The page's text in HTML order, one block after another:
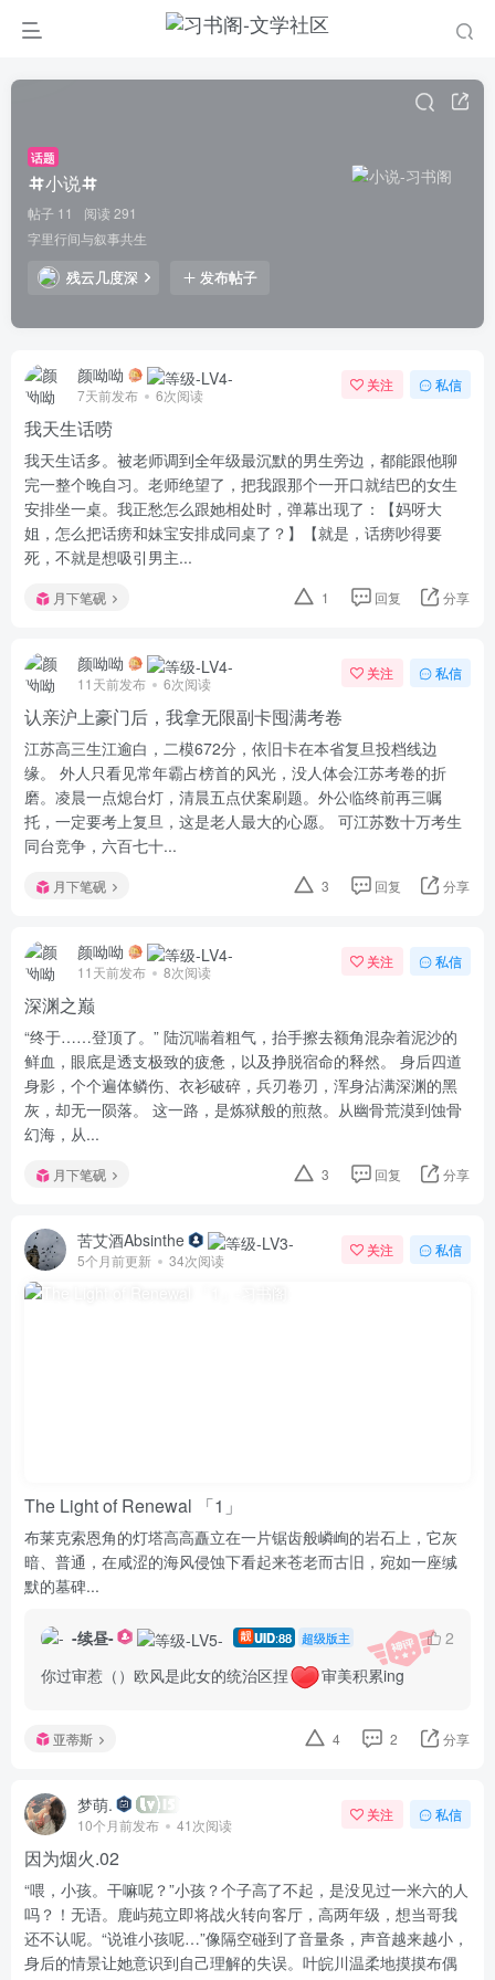
话题
小说
帖子 11
阅读 291
字里行间与叙事共生
残云几度深 发布帖子
颜呦呦
7天前发布 6次阅读
关注 私信
我天生话唠
我天生话多。被老师调到全年级最沉默的男生旁边，都能跟他聊
完一整个晚自习。老师绝望了，把我跟那个一开口就结巴的女生
安排坐一桌。我正愁怎么跟她相处时，弹幕出现了：【妈呀大
姐，怎么把话痨和妹宝安排成同桌了？】【就是，话痨吵得要
死，不就是想吸引男主...
月下笔砚 1 回复 分享
颜呦呦
11天前发布 6次阅读
关注 私信
认亲沪上豪门后，我拿无限副卡囤满考卷
江苏高三生江逾白，二模672分，依旧卡在本省复旦投档线边
缘。 外人只看见常年霸占榜首的风光，没人体会江苏考卷的折
磨。凌晨一点熄台灯，清晨五点伏案刷题。外公临终前再三嘱
托，一定要考上复旦，这是老人最大的心愿。 可江苏数十万考生
同台竞争，六百七十...
月下笔砚 3 回复 分享
颜呦呦
11天前发布 8次阅读
关注 私信
深渊之巅
“终于……登顶了。” 陆沉喘着粗气，抬手擦去额角混杂着泥沙的
鲜血，眼底是透支极致的疲惫，以及挣脱宿命的释然。 身后四道
身影，个个遍体鳞伤、衣衫破碎，兵刃卷刃，浑身沾满深渊的黑
灰，却无一陨落。 这一路，是炼狱般的煎熬。从幽骨荒漠到蚀骨
幻海，从...
月下笔砚 3 回复 分享
苦艾酒Absinthe
5个月前更新 34次阅读
关注 私信
The Light of Renewal 「1」
布莱克索恩角的灯塔高高矗立在一片锯齿般嶙峋的岩石上，它灰
暗、普通，在咸涩的海风侵蚀下看起来苍老而古旧，宛如一座缄
默的墓碑...
-续昼- UID:88 超级版主
2
你过审惹（）欧风是此女的统治区捏
审美积累ing
亚蒂斯 4 2 分享
梦萌.
10个月前发布 41次阅读
关注 私信
因为烟火.02
“喂，小孩。干嘛呢？”小孩？个子高了不起，是没见过一米六的人
吗？！无语。鹿屿苑立即将战火转向客厅，高两年级，想当哥我
还不认呢。“说谁小孩呢…”像隔空碰到了音量条，声音越来越小，
身后的情景让她意识到自己理解的失误。叶皖川温柔地摸摸布偶